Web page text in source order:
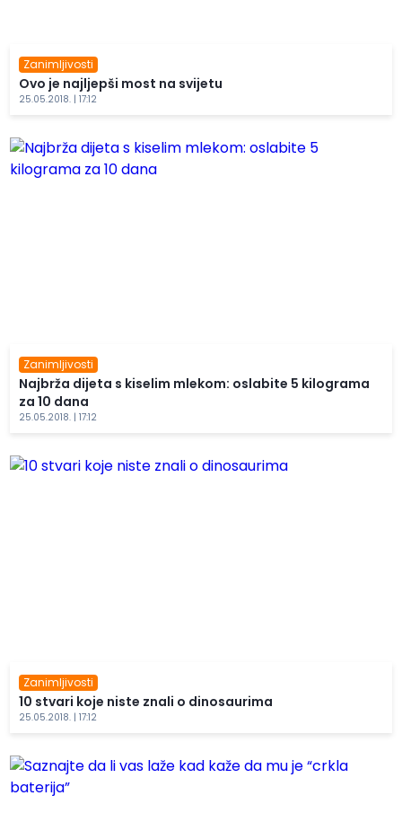
Zanimljivosti
Ovo je najljepši most na svijetu
25.05.2018. | 17:12
Zanimljivosti
Najbrža dijeta s kiselim mlekom: oslabite 5 kilograma
za 10 dana
25.05.2018. | 17:12
Zanimljivosti
10 stvari koje niste znali o dinosaurima
25.05.2018. | 17:12